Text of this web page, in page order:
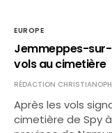
EUROPE
Jemmeppes-sur-
vols au cimetière
RÉDACTION
Après les vols
cimetière de Spy